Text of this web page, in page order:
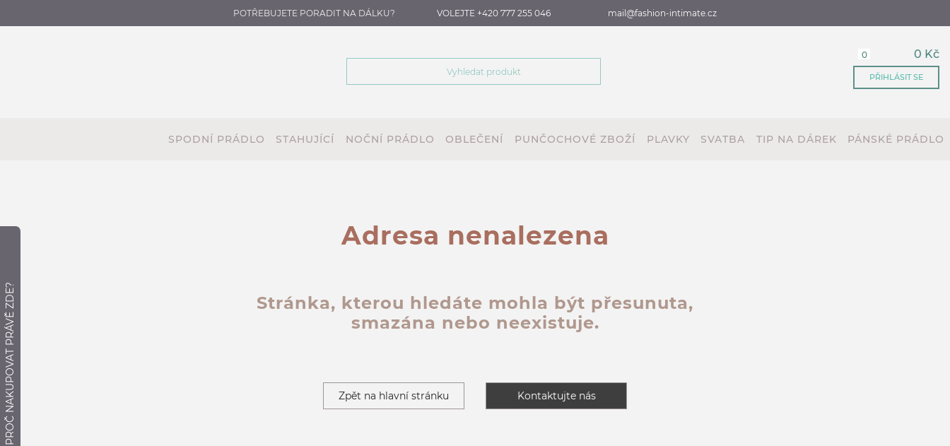
POTŘEBUJETE PORADIT NA DÁLKU? VOLEJTE +420 777 255 046 mail@fashion-intimate.cz
0 0 Kč
PŘIHLÁSIT SE
SPODNÍ PRÁDLO STAHUJÍCÍ NOČNÍ PRÁDLO OBLEČENÍ PUNČOCHOVÉ ZBOŽÍ PLAVKY SVATBA TIP NA DÁREK PÁNSKÉ PRÁDLO
Adresa nenalezena
Stránka, kterou hledáte mohla být přesunuta,
smazána nebo neexistuje.
Zpět na hlavní stránku Kontaktujte nás
PROČ NAKUPOVAT PRÁVĚ ZDE?